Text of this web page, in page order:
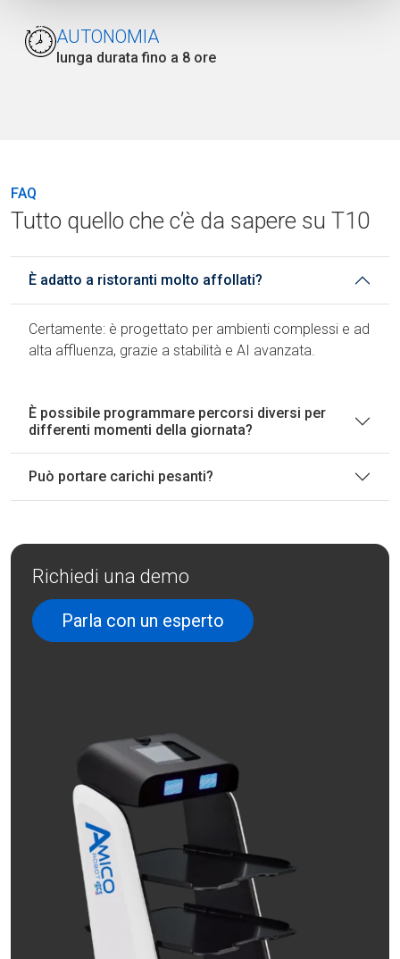
AUTONOMIA
lunga durata fino a 8 ore
FAQ
Tutto quello che c’è da sapere su T10
È adatto a ristoranti molto affollati?
Certamente: è progettato per ambienti complessi e ad
alta affluenza, grazie a stabilità e AI avanzata.
È possibile programmare percorsi diversi per
differenti momenti della giornata?
Può portare carichi pesanti?
Richiedi una demo
Parla con un esperto